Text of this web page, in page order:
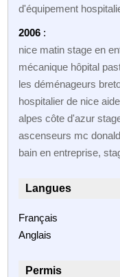
d'équipement
2006 :
nice matin stage en
mécanique hôpital
les déménageurs
hospitalier de nice
alpes côte d'azur
ascenseurs mc
bain en entreprise,
Langues
Français
Anglais
Permis